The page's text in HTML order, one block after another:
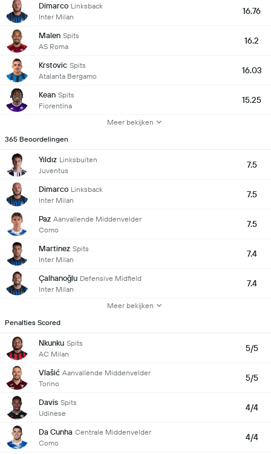
Dimarco Linksback
Inter Milan
16.76
Malen Spits
AS Roma
16.2
Krstovic Spits
Atalanta Bergamo
16.03
Kean Spits
Fiorentina
15.25
Meer bekijken
365 Beoordelingen
Yıldız Linksbuiten
Juventus
7.5
Dimarco Linksback
Inter Milan
7.5
Paz Aanvallende Middenvelder
Como
7.5
Martinez Spits
Inter Milan
7.4
Çalhanoğlu Defensive Midfield
Inter Milan
7.4
Meer bekijken
Penalties Scored
Nkunku Spits
AC Milan
5/5
Vlašić Aanvallende Middenvelder
Torino
5/5
Davis Spits
Udinese
4/4
Da Cunha Centrale Middenvelder
Como
4/4